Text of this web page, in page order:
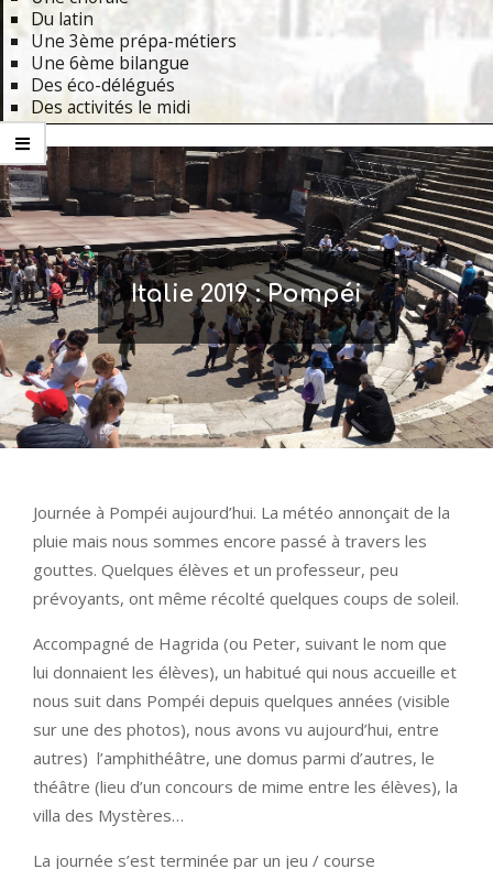
Du latin
Une 3ème prépa-métiers
Une 6ème bilangue
Des éco-délégués
Des activités le midi
Primary
Navigation
Menu
Italie 2019 : Pompéi
Journée à Pompéi aujourd’hui. La météo annonçait de la
pluie mais nous sommes encore passé à travers les
gouttes. Quelques élèves et un professeur, peu
prévoyants, ont même récolté quelques coups de soleil.
Accompagné de Hagrida (ou Peter, suivant le nom que
lui donnaient les élèves), un habitué qui nous accueille et
nous suit dans Pompéi depuis quelques années (visible
sur une des photos), nous avons vu aujourd’hui, entre
autres) l’amphithéâtre, une domus parmi d’autres, le
théâtre (lieu d’un concours de mime entre les élèves), la
villa des Mystères…
La journée s’est terminée par un jeu / course